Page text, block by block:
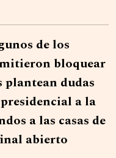
de los
bloquear
dudas
a la
a las casas de
abierto